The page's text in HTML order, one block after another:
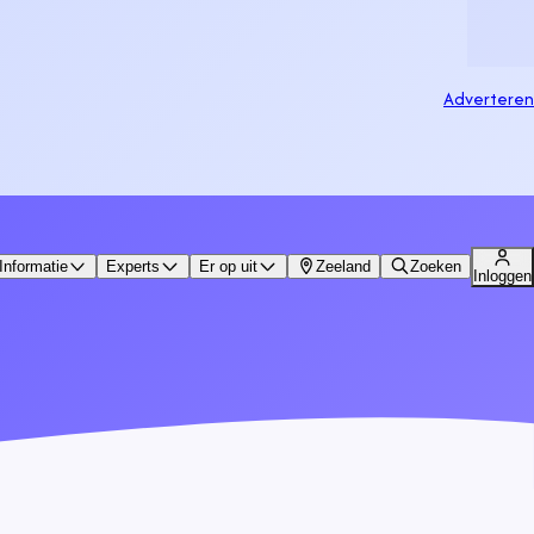
Adverteren
Informatie Experts Er op uit Zeeland Zoeken
Inloggen